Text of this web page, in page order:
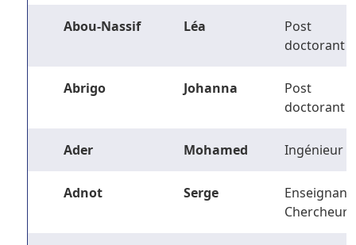
Abou-Nassif Léa
Post
doctorant
Abrigo Johanna
Post
doctorant
Ader Mohamed Ingénieur
Adnot Serge
Enseignant-
Chercheur